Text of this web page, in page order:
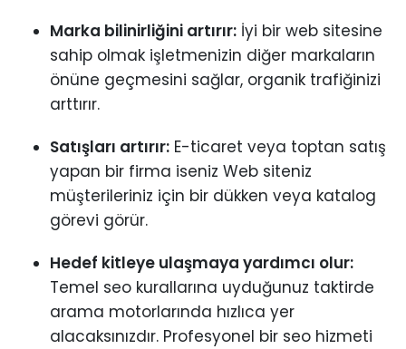
Marka bilinirliğini artırır: İyi bir web sitesine
sahip olmak işletmenizin diğer markaların
önüne geçmesini sağlar, organik trafiğinizi
arttırır.
Satışları artırır: E-ticaret veya toptan satış
yapan bir firma iseniz Web siteniz
müşterileriniz için bir dükken veya katalog
görevi görür.
Hedef kitleye ulaşmaya yardımcı olur:
Temel seo kurallarına uyduğunuz taktirde
arama motorlarında hızlıca yer
alacaksınızdır. Profesyonel bir seo hizmeti